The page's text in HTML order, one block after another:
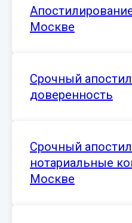
Москве
Срочный
доверенность
Срочный
нотариальные
Москве